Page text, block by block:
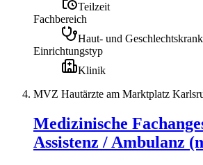
Teilzeit
Fachbereich
Haut- und
Einrichtungstyp
Klinik
MVZ Hautärzte am Marktplatz
Medizinische
Assistenz / Ambulanz